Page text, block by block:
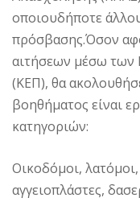
οποιουδήποτε
πρόσβασης.Όσον
αιτήσεων µέσω των
(ΚΕΠ), θα
βοηθήµατος είναι
κατηγοριών:
Οικοδόµοι,
αγγειοπλάστες,